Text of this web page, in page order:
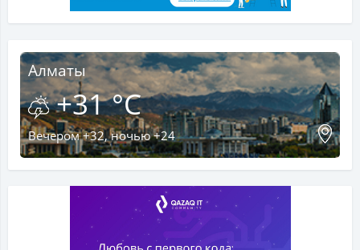
Алматы
+31 °C
Вечером +32, ночью +24